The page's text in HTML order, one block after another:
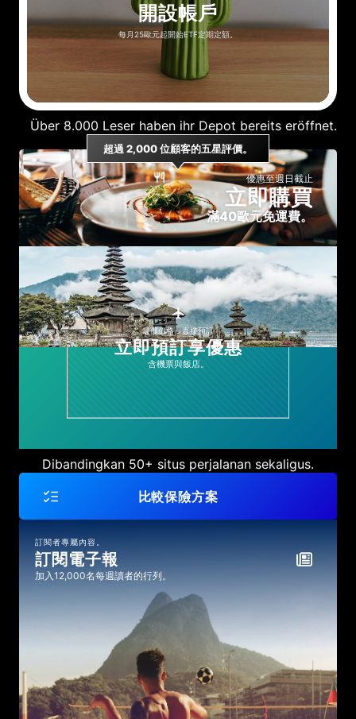
開設帳戶
每月25歐元起開始ETF定期定額。
Über 8.000 Leser haben ihr Depot bereits eröffnet.
超過 2,000 位顧客的五星評價。
優惠至週日截止
立即購買
滿40歐元免運費。
最優價格，直接預訂
立即預訂享優惠
含機票與飯店。
Dibandingkan 50+ situs perjalanan sekaligus.
比較保險方案
訂閱者專屬內容。
訂閱電子報
加入12,000名每週讀者的行列。